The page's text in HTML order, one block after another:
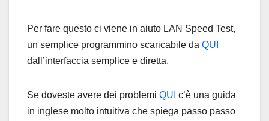
Per fare questo ci viene in aiuto LAN Speed Test,
un semplice programmino scaricabile da QUI
dall’interfaccia semplice e diretta.
Se doveste avere dei problemi QUI c’è una guida
in inglese molto intuitiva che spiega passo passo